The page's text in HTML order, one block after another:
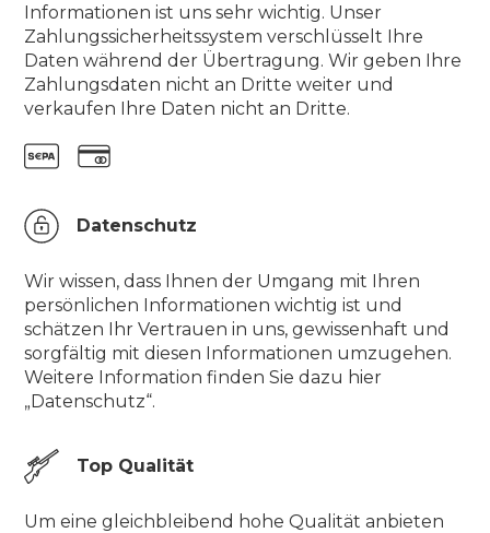
Informationen ist uns sehr wichtig. Unser
Zahlungssicherheitssystem verschlüsselt Ihre
Daten während der Übertragung. Wir geben Ihre
Zahlungsdaten nicht an Dritte weiter und
verkaufen Ihre Daten nicht an Dritte.
Datenschutz
Wir wissen, dass Ihnen der Umgang mit Ihren
persönlichen Informationen wichtig ist und
schätzen Ihr Vertrauen in uns, gewissenhaft und
sorgfältig mit diesen Informationen umzugehen.
Weitere Information finden Sie dazu hier
„Datenschutz“.
Top Qualität
Um eine gleichbleibend hohe Qualität anbieten